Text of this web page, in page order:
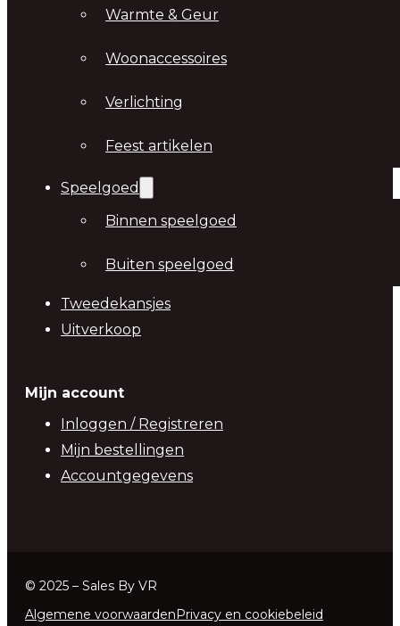
Warmte & Geur
Woonaccessoires
Verlichting
Feest artikelen
Speelgoed
Binnen speelgoed
Buiten speelgoed
Tweedekansjes
Uitverkoop
Mijn account
Inloggen / Registreren
Mijn bestellingen
Accountgegevens
© 2025 – Sales By VR
Algemene voorwaardenPrivacy en cookiebeleid